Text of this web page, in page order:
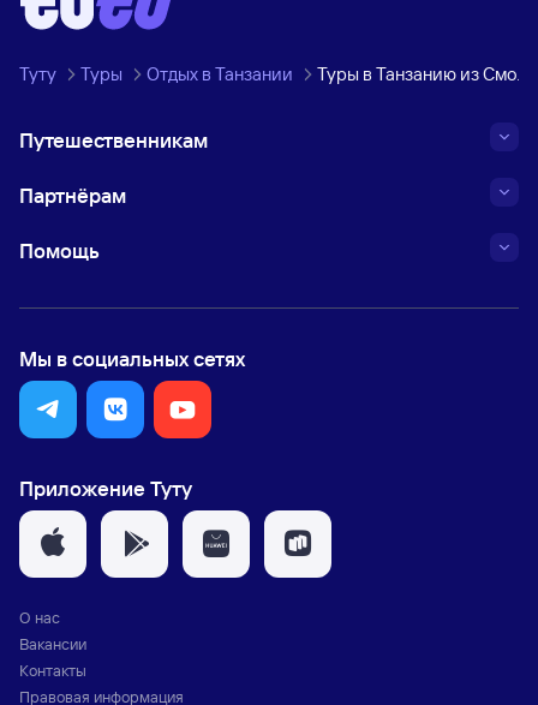
Туту Туры Отдых в Танзании Туры в Танзанию из
Путешественникам
Партнёрам
Помощь
Мы в социальных сетях
Приложение Туту
О нас
Вакансии
Контакты
Правовая информация